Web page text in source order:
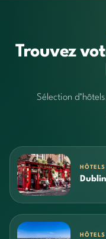
Trouvez
Sélection
Dublin